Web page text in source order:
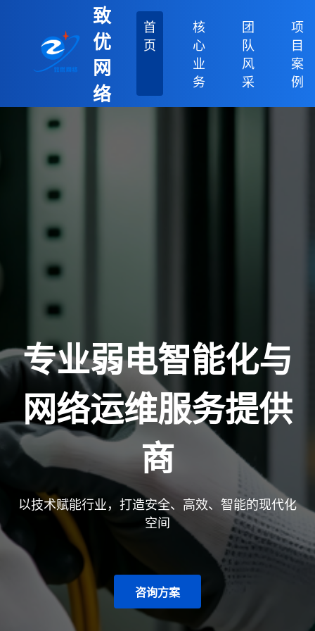
致
优
网
络
首
页
核
心
业
务
团
队
风
采
项
目
案
例
专业弱电智能化与
网络运维服务提供
商
以技术赋能行业，打造安全、高效、智能的现代化
空间
咨询方案